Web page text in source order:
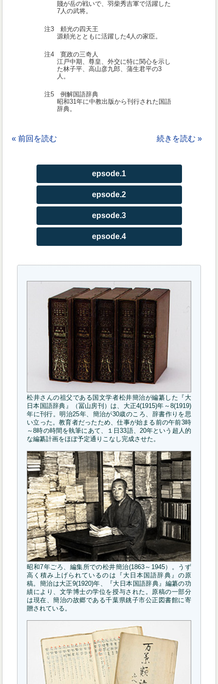
賤が岳の戦いで、羽柴秀吉軍で活躍した
7人の武将。
注3 頼光の四天王
源頼光とともに活躍した4人の家臣。
注4 寛政の三奇人
江戸中期、尊皇、外交に特に関心を示し
た林子平、高山彦九郎、蒲生君平の3
人。
注5 例解国語辞典
昭和31年に中教出版から刊行された国語
辞典。
« 前回を読む 続きを読む »
epsode.1
epsode.2
epsode.3
epsode.4
松井さんの祖父である国文学者松井簡治が編纂した『大
日本国語辞典』（冨山房刊）は、大正4(1915)年～8(1919)
年に刊行。明治25年、簡治が30歳のころ、辞書作りを思
い立った。教育者だったため、仕事が始まる前の午前3時
～8時の時間を執筆にあて、１日33語、20年という超人的
な編纂計画をほぼ予定通りこなし完成させた。
昭和7年ごろ、編集所での松井簡治(1863～1945）。うず
高く積み上げられているのは『大日本国語辞典』の原
稿。簡治は大正9(1920)年、『大日本国語辞典』編纂の功
績により、文学博士の学位を授与された。原稿の一部分
は現在、簡治の故郷である千葉県銚子市公正図書館に寄
贈されている。